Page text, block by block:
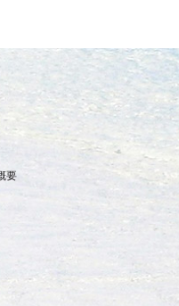
要